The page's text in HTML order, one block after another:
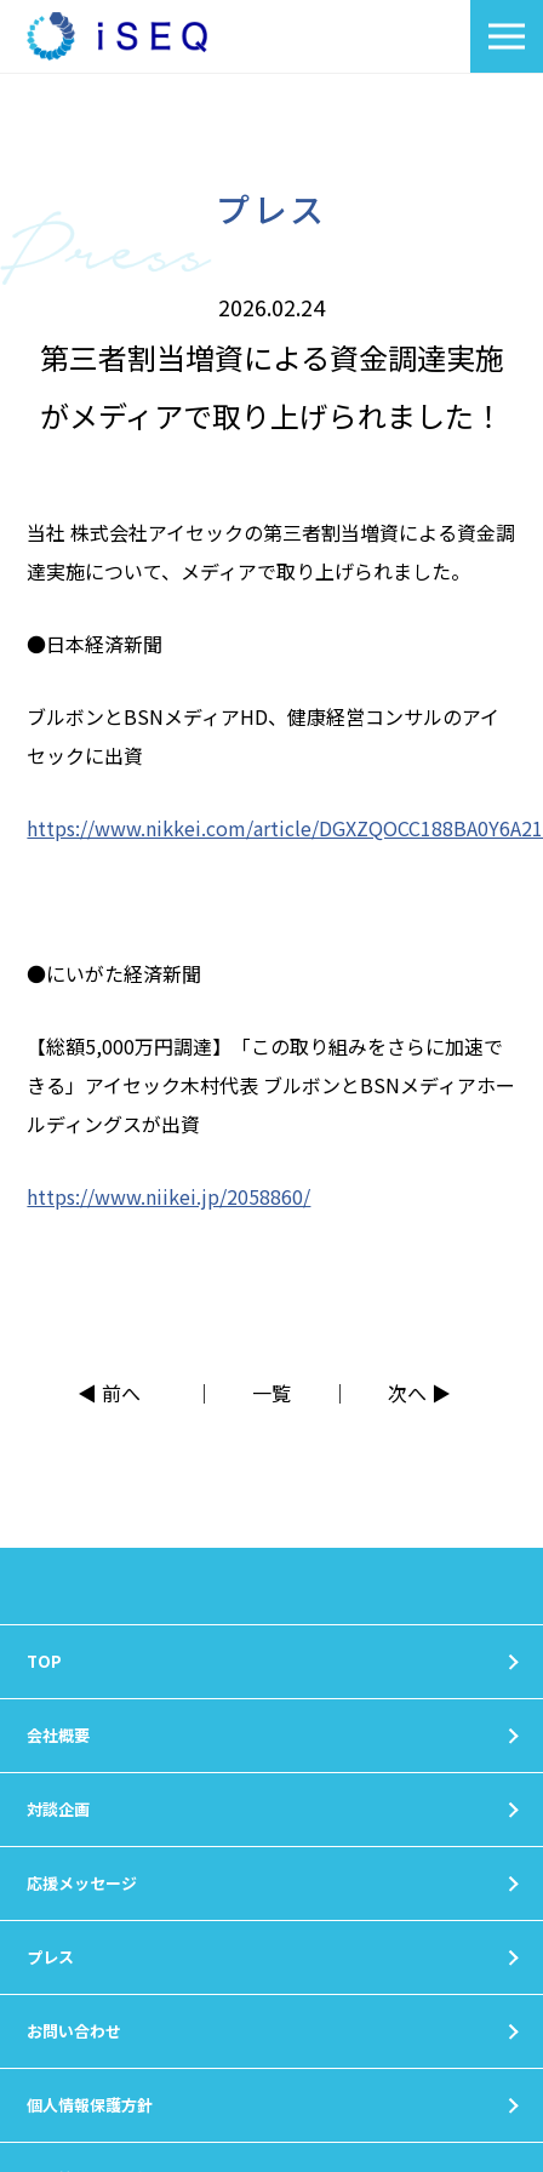
プレス
2026.02.24
第三者割当増資による資金調達実施
がメディアで取り上げられました！
当社 株式会社アイセックの第三者割当増資による資金調
達実施について、メディアで取り上げられました。
●日本経済新聞
ブルボンとBSNメディアHD、健康経営コンサルのアイ
セックに出資
https://www.nikkei.com/article/
●にいがた経済新聞
【総額5,000万円調達】「この取り組みをさらに加速で
きる」アイセック木村代表 ブルボンとBSNメディアホー
ルディングスが出資
https://www.niikei.jp/2058860/
◀ 前へ 一覧 次へ ▶
TOP
会社概要
対談企画
応援メッセージ
プレス
お問い合わせ
個人情報保護方針